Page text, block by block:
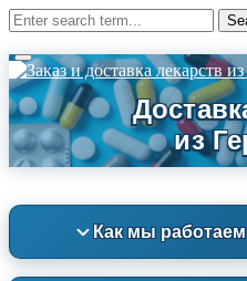
Как мы работаем